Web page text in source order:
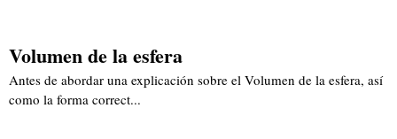
Volumen de la esfera
Antes de abordar una explicación sobre el Volumen de la esfera, así
como la forma correct...